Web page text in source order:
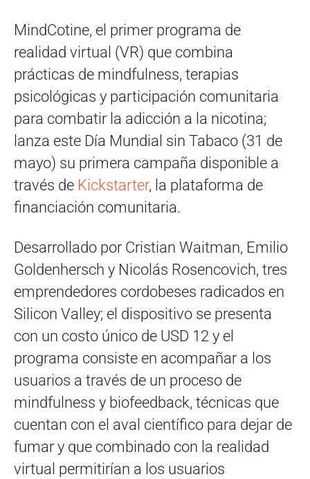
MindCotine, el primer programa de
realidad virtual (VR) que combina
prácticas de mindfulness, terapias
psicológicas y participación comunitaria
para combatir la adicción a la nicotina;
lanza este Día Mundial sin Tabaco (31 de
mayo) su primera campaña disponible a
través de Kickstarter, la plataforma de
financiación comunitaria.
Desarrollado por Cristian Waitman, Emilio
Goldenhersch y Nicolás Rosencovich, tres
emprendedores cordobeses radicados en
Silicon Valley; el dispositivo se presenta
con un costo único de USD 12 y el
programa consiste en acompañar a los
usuarios a través de un proceso de
mindfulness y biofeedback, técnicas que
cuentan con el aval científico para dejar de
fumar y que combinado con la realidad
virtual permitirían a los usuarios